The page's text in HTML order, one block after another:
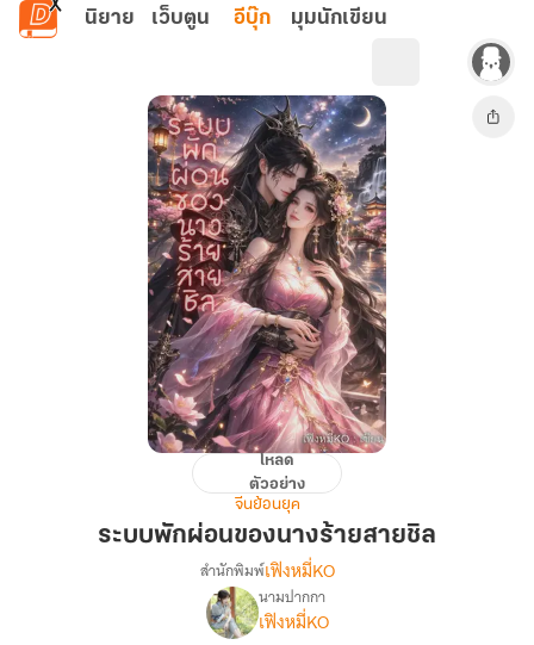
ข้ามไปยังเนื้อหาหลัก
นิยาย เว็บตูน อีบุ๊ก มุมนักเขียน
ระบบ
ผ่อน
โหลด
ตัวอย่าง
จีนย้อนยุค
ระบบพักผ่อนของนางร้ายสายชิล
เรื่อง
ระบบ
สำนักพิมพ์เฟิงหมี่KO
นามปากกา
เฟิงหมี่KO